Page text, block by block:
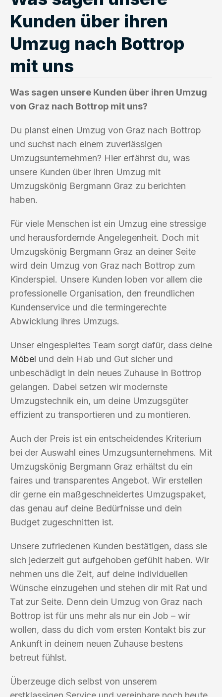
Kunden über ihren
Umzug nach Bottrop
mit uns
Was sagen unsere Kunden über ihren Umzug
von Graz nach Bottrop mit uns?
Du planst einen Umzug von Graz nach Bottrop
und suchst nach einem zuverlässigen
Umzugsunternehmen? Hier erfährst du, was
unsere Kunden über ihren Umzug mit
Umzugskönig Bergmann Graz zu berichten
haben.
Für viele Menschen ist ein Umzug eine stressige
und herausfordernde Angelegenheit. Doch mit
Umzugskönig Bergmann Graz an deiner Seite
wird dein Umzug von Graz nach Bottrop zum
Kinderspiel. Unsere Kunden loben vor allem die
professionelle Organisation, den freundlichen
Kundenservice und die termingerechte
Abwicklung ihres Umzugs.
Unser eingespieltes Team sorgt dafür, dass deine
Möbel und dein Hab und Gut sicher und
unbeschädigt in dein neues Zuhause in Bottrop
gelangen. Dabei setzen wir modernste
Umzugstechnik ein, um deine Umzugsgüter
effizient zu transportieren und zu montieren.
Auch der Preis ist ein entscheidendes Kriterium
bei der Auswahl eines Umzugsunternehmens. Mit
Umzugskönig Bergmann Graz erhältst du ein
faires und transparentes Angebot. Wir erstellen
dir gerne ein maßgeschneidertes Umzugspaket,
das genau auf deine Bedürfnisse und dein
Budget zugeschnitten ist.
Unsere zufriedenen Kunden bestätigen, dass sie
sich jederzeit gut aufgehoben gefühlt haben. Wir
nehmen uns die Zeit, auf deine individuellen
Wünsche einzugehen und stehen dir mit Rat und
Tat zur Seite. Denn dein Umzug von Graz nach
Bottrop ist für uns mehr als nur ein Job – wir
wollen, dass du dich vom ersten Kontakt bis zur
Ankunft in deinem neuen Zuhause bestens
betreut fühlst.
Überzeuge dich selbst von unserem